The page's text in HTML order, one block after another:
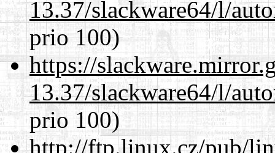
13.37/slackware64/l/
prio 100)
https://
13.37/slackware64/l/
prio 100)
http://ftp.linux.cz/pub/